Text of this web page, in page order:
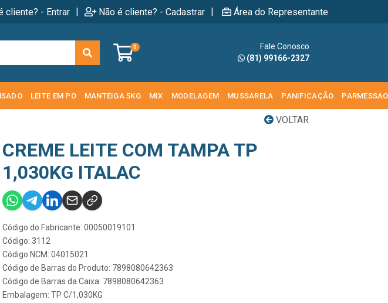
cliente? - Entrar | Não é cliente? - Cadastrar | Área do Representante
0
Fale Conosco
(81) 99166-2327
LEITE EM PO MANTEIGA 5KG MIX MODELAGEM MUSSARELA PANIFICAÇÃO PARMESSAO
VOLTAR
CREME LEITE COM TAMPA TP
1,030KG ITALAC
Código do Fabricante: 00050019101
Código: 3112
Código NCM: 04015021
Código de Barras do Produto: 7898080642363
Código de Barras da Caixa: 7898080642363
Embalagem: TP C/1,030KG